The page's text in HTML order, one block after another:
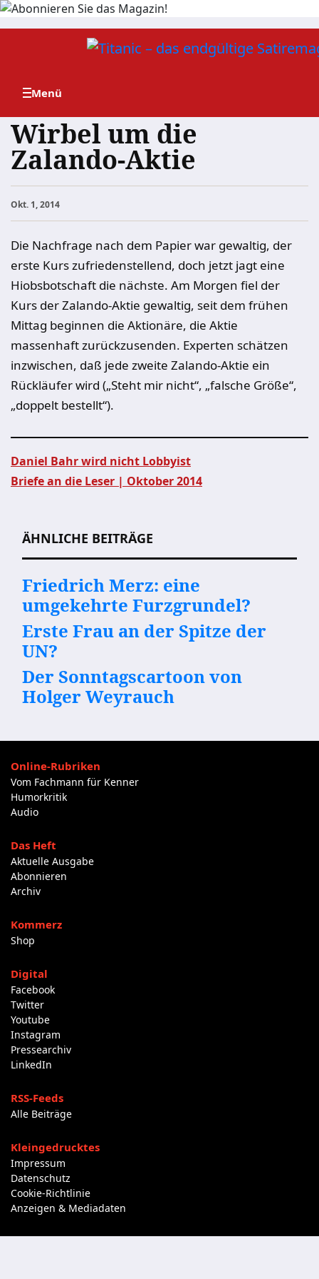
Zum
Wirbel um die
Zalando-Aktie
Okt. 1, 2014
Die Nachfrage nach dem Papier war gewaltig, der
erste Kurs zufriedenstellend, doch jetzt jagt eine
Hiobsbotschaft die nächste. Am Morgen fiel der
Kurs der Zalando-Aktie gewaltig, seit dem frühen
Mittag beginnen die Aktionäre, die Aktie
massenhaft zurückzusenden. Experten schätzen
inzwischen, daß jede zweite Zalando-Aktie ein
Rückläufer wird („Steht mir nicht“, „falsche Größe“,
„doppelt bestellt“).
Daniel Bahr wird nicht Lobbyist
Briefe an die Leser | Oktober 2014
ÄHNLICHE BEITRÄGE
Friedrich Merz: eine
umgekehrte Furzgrundel?
Erste Frau an der Spitze der
UN?
Der Sonntagscartoon von
Holger Weyrauch
Online-Rubriken
Vom Fachmann für Kenner
Humorkritik
Audio
Das Heft
Aktuelle Ausgabe
Abonnieren
Archiv
Kommerz
Shop
Digital
Facebook
Twitter
Youtube
Instagram
Pressearchiv
LinkedIn
RSS-Feeds
Alle Beiträge
Kleingedrucktes
Impressum
Datenschutz
Cookie-Richtlinie
Anzeigen & Mediadaten